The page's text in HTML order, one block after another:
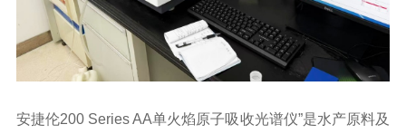
安捷伦200 Series AA单火焰原子吸收光谱仪”是水产原料及